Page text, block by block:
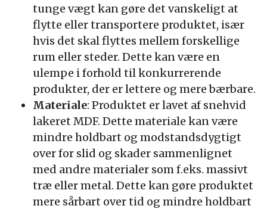
tunge vægt kan gøre det vanskeligt at
flytte eller transportere produktet, især
hvis det skal flyttes mellem forskellige
rum eller steder. Dette kan være en
ulempe i forhold til konkurrerende
produkter, der er lettere og mere bærbare.
Materiale: Produktet er lavet af snehvid
lakeret MDF. Dette materiale kan være
mindre holdbart og modstandsdygtigt
over for slid og skader sammenlignet
med andre materialer som f.eks. massivt
træ eller metal. Dette kan gøre produktet
mere sårbart over tid og mindre holdbart